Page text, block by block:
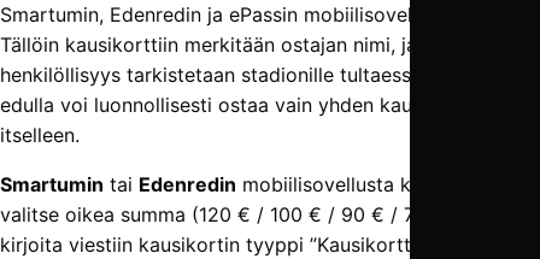
Smartumin, Edenredin ja ePassin mobiili­­sovelluksilla.
Tällöin kausikorttiin merkitään ostajan nimi, ja
henkilöllisyys tarkistetaan stadionille tultaessa. Kulttuuri­
edulla voi luonnollisesti ostaa vain yhden kausikortin
itselleen.
Smartumin tai Edenredin mobiili­­sovellusta käyttäessäsi
valitse oikea summa (120 € / 100 € / 90 € / 70 €). Lisäksi
kirjoita viestiin kausikortin tyyppi ”Kausikortti 2024